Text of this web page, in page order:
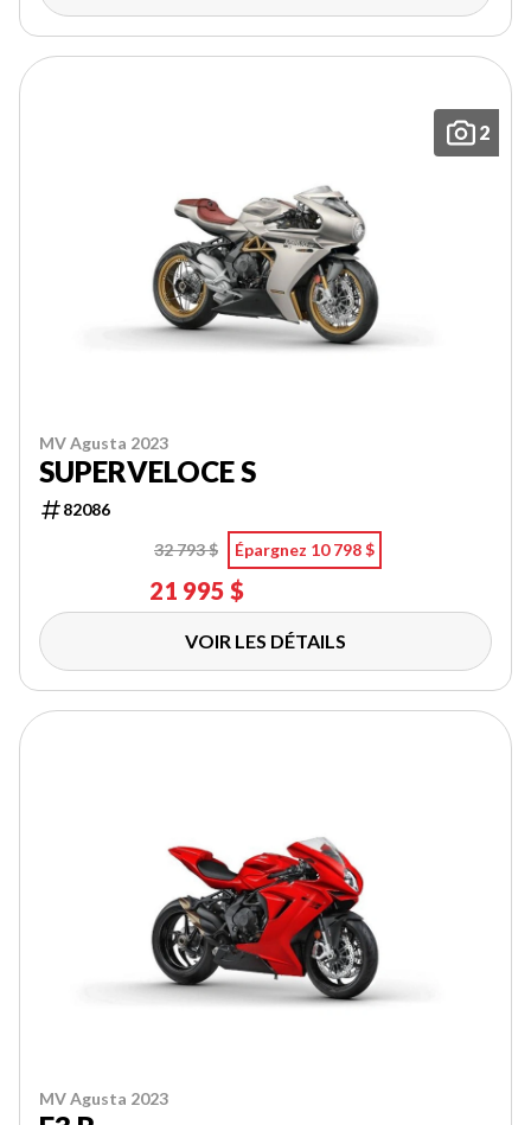
2
MV Agusta 2023
SUPERVELOCE S
82086
32 793 $
Épargnez 10 798 $
21 995 $
VOIR LES DÉTAILS
MV Agusta 2023